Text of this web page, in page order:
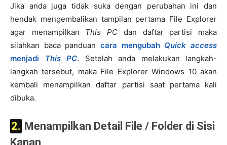
Jika anda juga tidak suka dengan perubahan ini dan
hendak mengembalikan tampilan pertama File Explorer
agar menampilkan This PC dan daftar partisi maka
silahkan baca panduan cara mengubah Quick access
menjadi This PC. Setelah anda melakukan langkah-
langkah tersebut, maka File Explorer Windows 10 akan
kembali menampilkan daftar partisi saat pertama kali
dibuka.
2. Menampilkan Detail File / Folder di Sisi
Kanan